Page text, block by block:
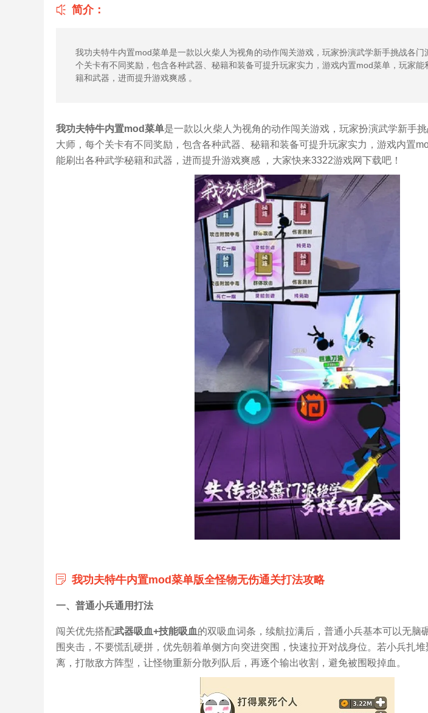
简介：
我功夫特牛内置mod菜单是一款以火柴人为视角的动作闯关游戏，玩家扮演武学新手挑战各
个关卡有不同奖励，包含各种武器、秘籍和装备可提升玩家实力，游戏内置mod菜单，玩家
籍和武器，进而提升游戏爽感 。
我功夫特牛内置mod菜单是一款以火柴人为视角的动作闯关游戏，玩家扮演武学新手
大师，每个关卡有不同奖励，包含各种武器、秘籍和装备可提升玩家实力，游戏内置
能刷出各种武学秘籍和武器，进而提升游戏爽感 ，大家快来3322游戏网下载吧！
我功夫特牛内置mod菜单版全怪物无伤通关打法攻略
一、普通小兵通用打法
闯关优先搭配武器吸血+技能吸血的双吸血词条，续航拉满后，普通小兵基本可以无脑
围夹击，不要慌乱硬拼，优先朝着单侧方向突进突围，快速拉开对战身位。若小兵扎
离，打散敌方阵型，让怪物重新分散列队后，再逐个输出收割，避免被围殴掉血。